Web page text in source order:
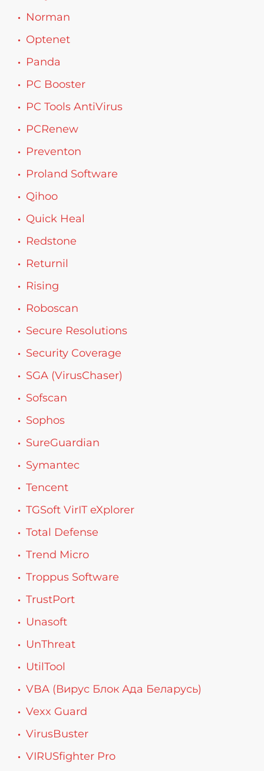
Norman
Optenet
Panda
PC Booster
PC Tools AntiVirus
PCRenew
Preventon
Proland Software
Qihoo
Quick Heal
Redstone
Returnil
Rising
Roboscan
Secure Resolutions
Security Coverage
SGA (VirusChaser)
Sofscan
Sophos
SureGuardian
Symantec
Tencent
TGSoft VirIT eXplorer
Total Defense
Trend Micro
Troppus Software
TrustPort
Unasoft
UnThreat
UtilTool
VBA (Вирус Блок Ада Беларусь)
Vexx Guard
VirusBuster
VIRUSfighter Pro